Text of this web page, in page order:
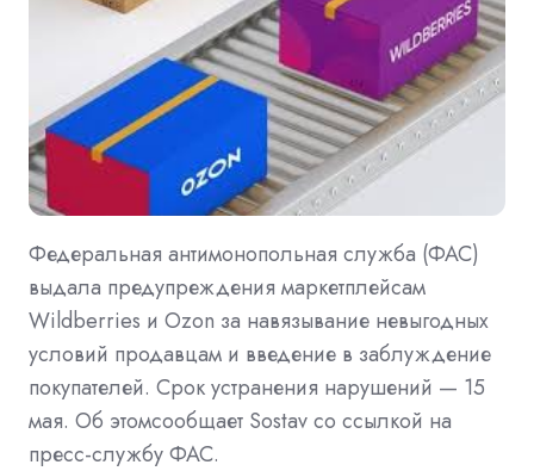
Федеральная антимонопольная служба (ФАС)
выдала предупреждения маркетплейсам
Wildberries и Ozon за навязывание невыгодных
условий продавцам и введение в заблуждение
покупателей. Срок устранения нарушений — 15
мая. Об этомсообщает Sostav со ссылкой на
пресс-службу ФАС.